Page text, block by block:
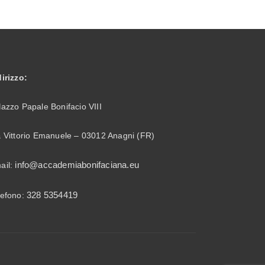
Papale Bonifacio VIII
Vittorio Emanuele – 03012 Anagni (FR)
info@accademiabonifaciana.eu
328 5354419